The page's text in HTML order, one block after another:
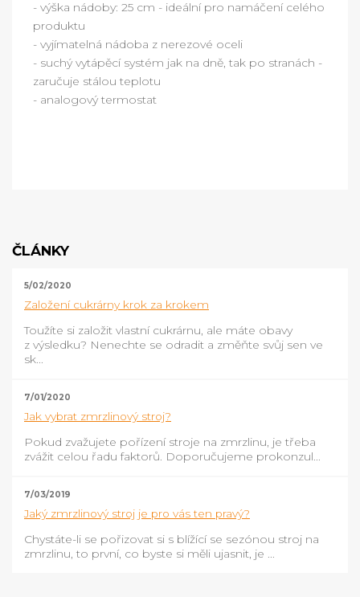
- výška nádoby: 25 cm - ideální pro namáčení celého
produktu
- vyjímatelná nádoba z nerezové oceli
- suchý vytápěcí systém jak na dně, tak po stranách -
zaručuje stálou teplotu
- analogový termostat
ČLÁNKY
5/02/2020
Založení cukrárny krok za krokem
Toužíte si založit vlastní cukrárnu, ale máte obavy
z výsledku? Nenechte se odradit a změňte svůj sen ve
sk...
7/01/2020
Jak vybrat zmrzlinový stroj?
Pokud zvažujete pořízení stroje na zmrzlinu, je třeba
zvážit celou řadu faktorů. Doporučujeme prokonzul...
7/03/2019
Jaký zmrzlinový stroj je pro vás ten pravý?
Chystáte-li se pořizovat si s blížící se sezónou stroj na
zmrzlinu, to první, co byste si měli ujasnit, je ...